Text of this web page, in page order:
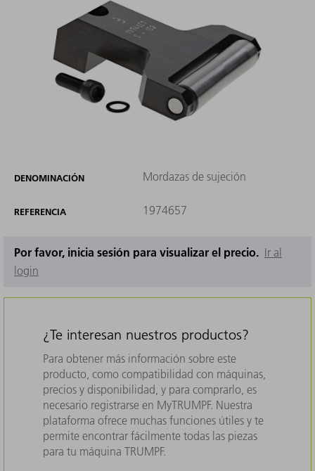
DENOMINACIÓN Mordazas de sujeción
REFERENCIA 1974657
Por favor, inicia sesión para visualizar el precio. Ir al
login
¿Te interesan nuestros productos?
Para obtener más información sobre este
producto, como compatibilidad con máquinas,
precios y disponibilidad, y para comprarlo, es
necesario registrarse en MyTRUMPF. Nuestra
plataforma ofrece muchas funciones útiles y te
permite encontrar fácilmente todas las piezas
para tu máquina TRUMPF.